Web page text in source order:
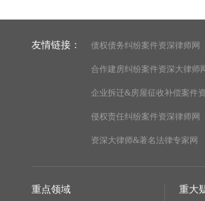
友情链接： 债权债务纠纷案件资深律师网
合作建房纠纷案件资深大律师
企业拆迁&房屋征收补偿案件
侵权责任纠纷案件资深律师网
资深大律师&著名法律专家网
重点领域 重大